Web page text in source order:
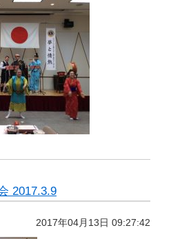
2017.3.9
2017年04月13日 09:27:42